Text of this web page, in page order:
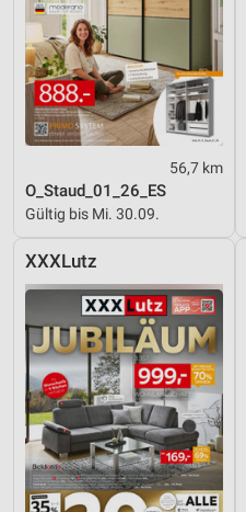
56,7 km
O_Staud_01_26_ES
Gültig bis Mi. 30.09.
XXXLutz